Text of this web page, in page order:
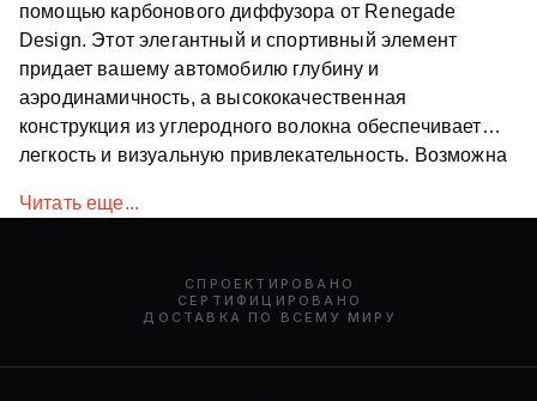
помощью карбонового диффузора от Renegade
Design. Этот элегантный и спортивный элемент
придает вашему автомобилю глубину и
аэродинамичность, а высококачественная
конструкция из углеродного волокна обеспечивает
легкость и визуальную привлекательность. Возможна
Читать еще...
СПРОЕКТИРОВАНО
СЕРТИФИЦИРОВАНО
ДОСТАВКА ПО ВСЕМУ МИРУ